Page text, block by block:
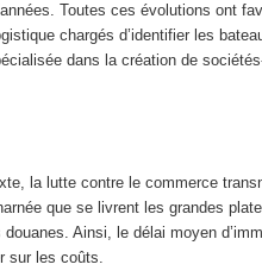
Toutes ces évolutions ont
chargés d’identifier les
dans la création de
la lutte contre le commerce
que se livrent les grandes
Ainsi, le délai moyen
sur les coûts.